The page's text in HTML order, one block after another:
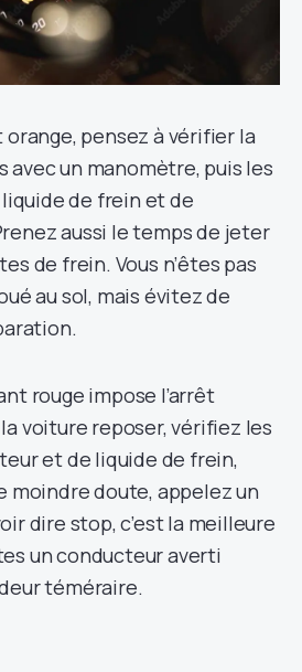
pensez à vérifier la
avec un manomètre, puis les
liquide de frein et de
aussi le temps de jeter
de frein. Vous n’êtes pas
au sol, mais évitez de
rouge impose l’arrêt
voiture reposer, vérifiez les
et de liquide de frein,
moindre doute, appelez un
dire stop, c’est la meilleure
un conducteur averti
téméraire.